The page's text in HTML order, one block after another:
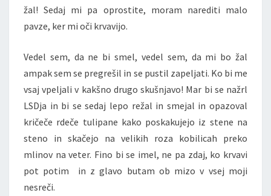
žal! Sedaj mi pa oprostite, moram narediti malo
pavze, ker mi oči krvavijo.
Vedel sem, da ne bi smel, vedel sem, da mi bo žal
ampak sem se pregrešil in se pustil zapeljati. Ko bi me
vsaj vpeljali v kakšno drugo skušnjavo! Mar bi se nažrl
LSDja in bi se sedaj lepo režal in smejal in opazoval
kričeče rdeče tulipane kako poskakujejo iz stene na
steno in skačejo na velikih roza kobilicah preko
mlinov na veter. Fino bi se imel, ne pa zdaj, ko krvavi
pot potim in z glavo butam ob mizo v vsej moji
nesreči.